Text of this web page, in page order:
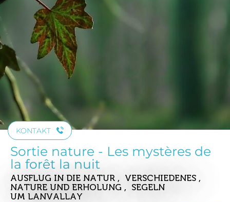
KONTAKT
Sortie nature - Les mystères de
la forêt la nuit
AUSFLUG IN DIE NATUR , VERSCHIEDENES ,
NATURE UND ERHOLUNG , SEGELN
UM LANVALLAY